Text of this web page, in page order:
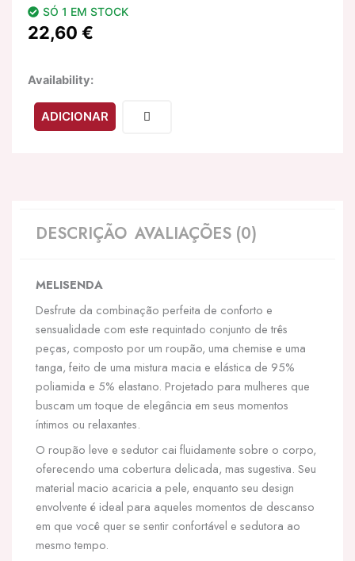
SÓ 1 EM STOCK
22,60 €
Availability:
Quantidade
LIVCO
CORSETTI
DE
CAMISETA
TANGA
PRETO
ADICIONAR
DESCRIÇÃO AVALIAÇÕES (0)
MELISENDA
Desfrute da combinação perfeita de conforto e
sensualidade com este requintado conjunto de três
peças, composto por um roupão, uma chemise e uma
tanga, feito de uma mistura macia e elástica de 95%
poliamida e 5% elastano. Projetado para mulheres que
buscam um toque de elegância em seus momentos
íntimos ou relaxantes.
O roupão leve e sedutor cai fluidamente sobre o corpo,
oferecendo uma cobertura delicada, mas sugestiva. Seu
material macio acaricia a pele, enquanto seu design
envolvente é ideal para aqueles momentos de descanso
em que você quer se sentir confortável e sedutora ao
mesmo tempo.